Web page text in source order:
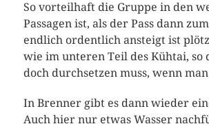
So vorteilhaft die Gruppe in den
Passagen ist, als der Pass dann
endlich ordentlich ansteigt ist
wie im unteren Teil des Kühtai, so
doch durchsetzen muss, wenn
In Brenner gibt es dann wieder
Auch hier nur etwas Wasser